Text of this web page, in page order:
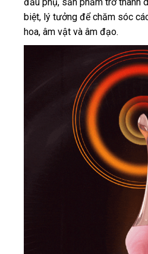
giá
biệtđịa
chỉ
, lý tưởng thảo
luận
để chăm sóc
hoađặt
hàng
, âm vật Úc
và âm đạo.